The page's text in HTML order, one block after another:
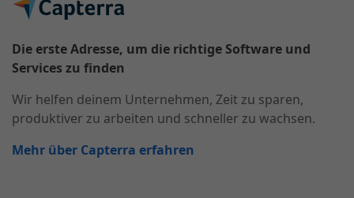
Die erste Adresse, um die richtige Software und
Services zu finden
Wir helfen deinem Unternehmen, Zeit zu sparen,
produktiver zu arbeiten und schneller zu wachsen.
Mehr über Capterra erfahren